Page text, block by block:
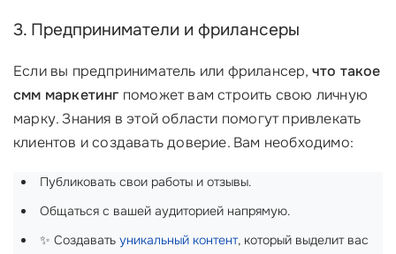
3. Предприниматели и фрилансеры
Если вы предприниматель или фрилансер, что такое
смм маркетинг поможет вам строить свою личную
марку. Знания в этой области помогут привлекать
клиентов и создавать доверие. Вам необходимо:
Публиковать свои работы и отзывы.
Общаться с вашей аудиторией напрямую.
✨ Создавать уникальный контент, который выделит вас